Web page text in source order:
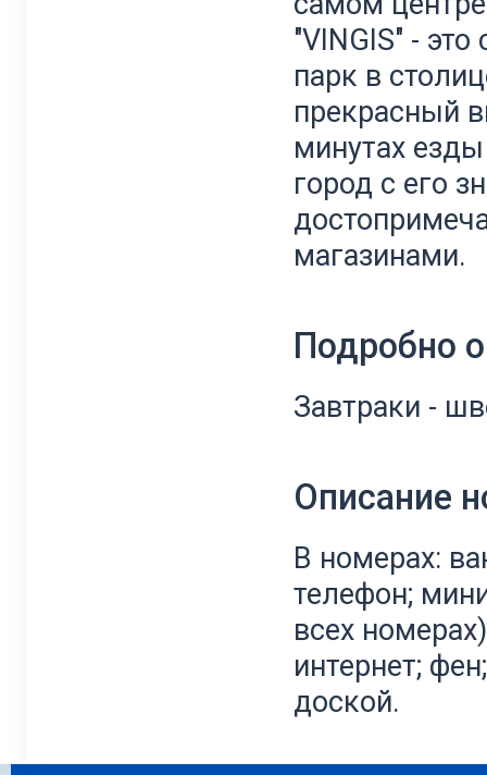
"VINGIS" -
парк в
прекрасный
минутах
город с его
магазинами.
Подробно
Завтраки -
Описание
В номерах:
телефон;
всех
интернет;
доской.